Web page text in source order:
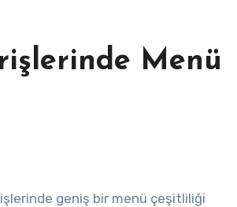
Menü
geniş bir menü çeşitliliği